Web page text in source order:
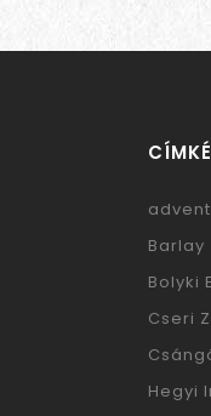
advent
Barlay
Bolyki
Cseri
Hegyi